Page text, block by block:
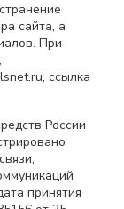
сайта, а
При
ссылка
России
принятия